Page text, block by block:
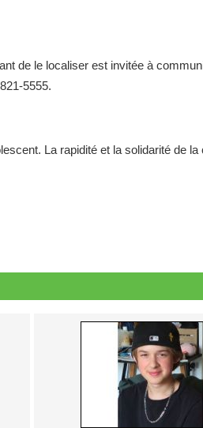
de le localiser est invitée à
5555.
La rapidité et la solidarité de